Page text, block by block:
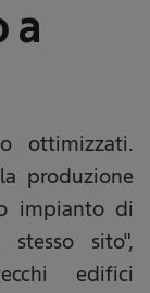
a
ottimizzati.
produzione
impianto di
sito",
edifici